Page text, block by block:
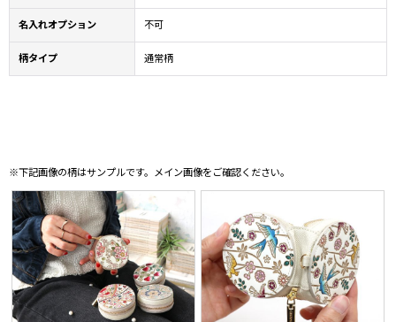
名入れオプション 不可
柄タイプ 通常柄
※下記画像の柄はサンプルです。メイン画像をご確認ください。